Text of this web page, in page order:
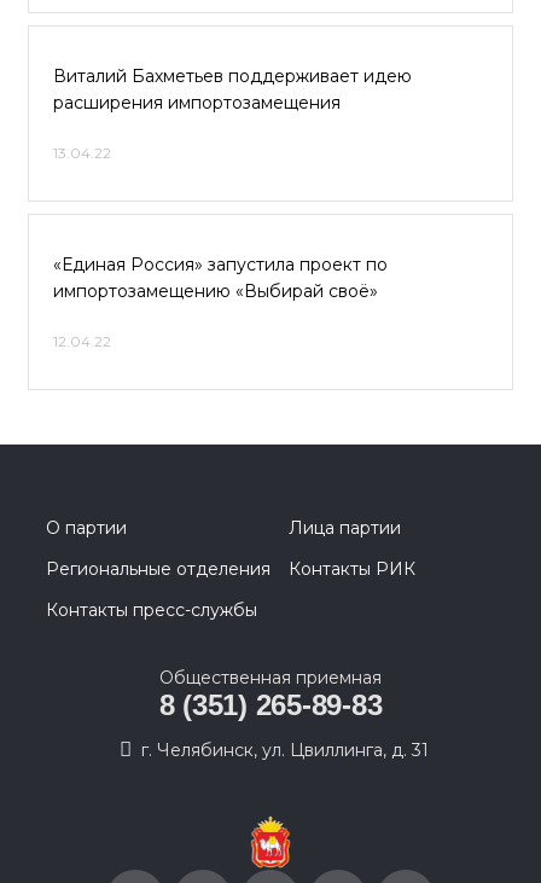
Виталий Бахметьев поддерживает идею
расширения импортозамещения
13.04.22
«Единая Россия» запустила проект по
импортозамещению «Выбирай своё»
12.04.22
О партии
Лица партии
Региональные отделения
Контакты РИК
Контакты пресс-службы
Общественная приемная
8 (351) 265-89-83
г. Челябинск, ул. Цвиллинга, д. 31